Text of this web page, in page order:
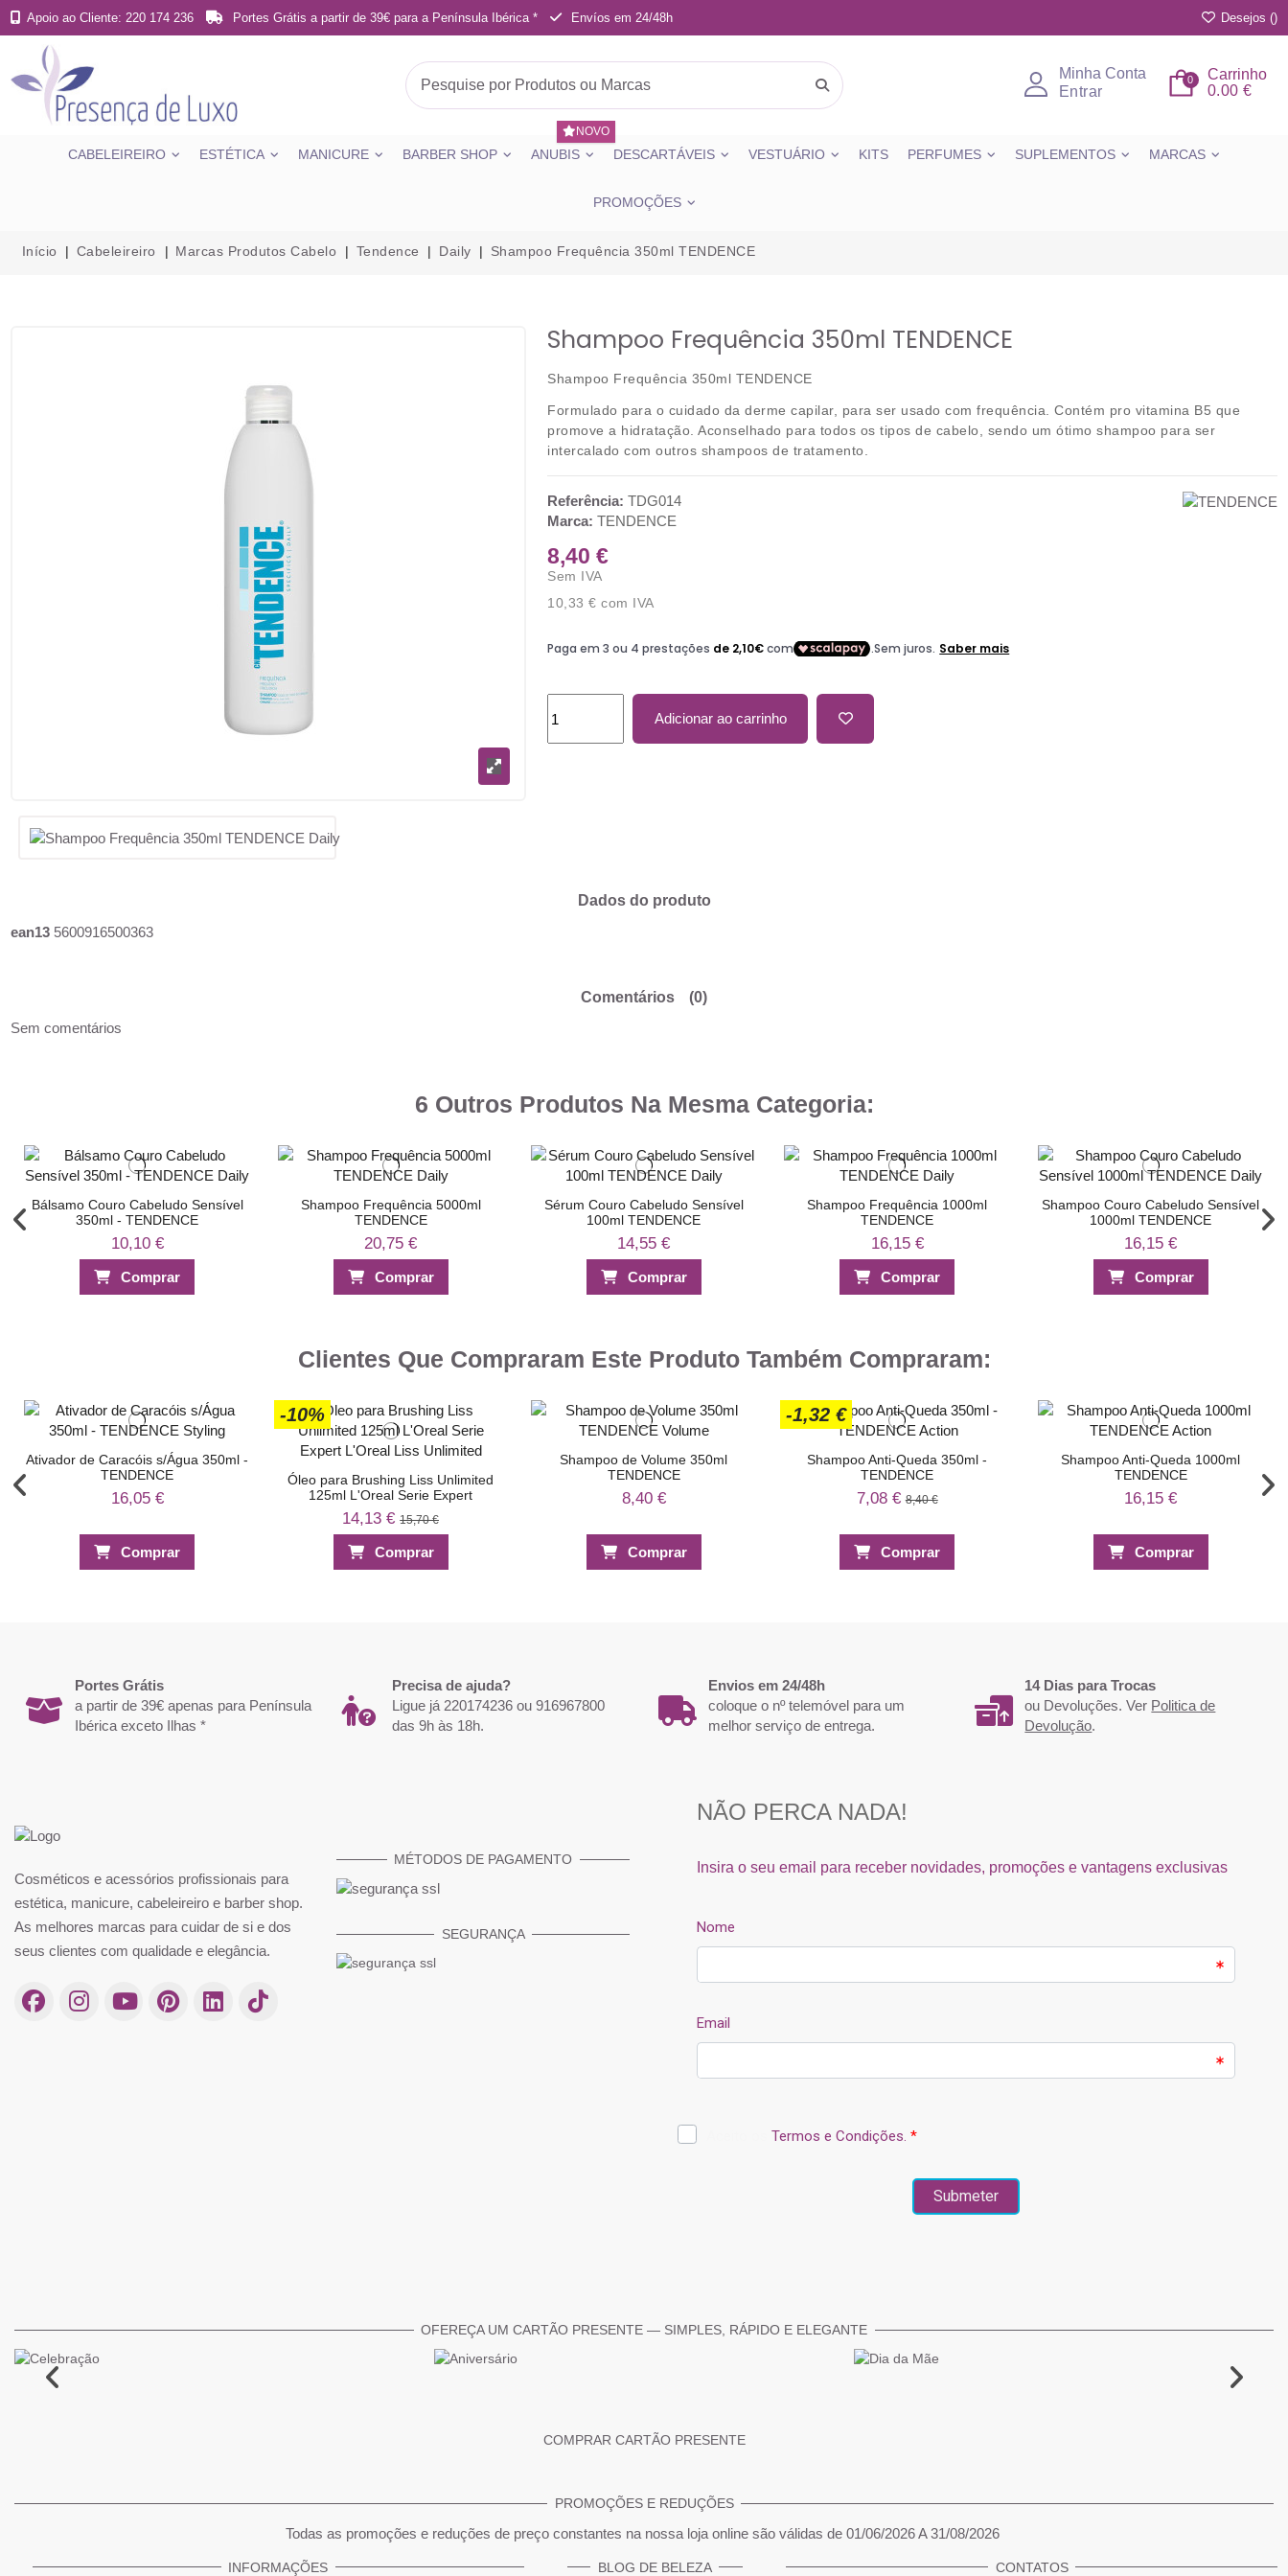
Apoio ao Cliente: 220 174 236 Portes Grátis a partir de 39€ para a Península Ibérica * Envíos em 24/48h Desejos ()
Minha Conta
Entrar
Carrinho
0
0.00 €
CABELEIREIRO ESTÉTICA MANICURE BARBER SHOP ANUBIS
NOVO
DESCARTÁVEIS VESTUÁRIO KITS PERFUMES SUPLEMENTOS MARCAS
PROMOÇÕES
Início Cabeleireiro Marcas Produtos Cabelo Tendence Daily Shampoo Frequência 350ml TENDENCE
Shampoo Frequência 350ml TENDENCE
Shampoo Frequência 350ml TENDENCE
Formulado para o cuidado da derme capilar, para ser usado com frequência. Contém pro vitamina B5 que
promove a hidratação. Aconselhado para todos os tipos de cabelo, sendo um ótimo shampoo para ser
intercalado com outros shampoos de tratamento.
Referência: TDG014
Marca: TENDENCE
8,40 €
Sem IVA
10,33 € com IVA
Adicionar ao carrinho
Dados do produto
ean13 5600916500363
Comentários
(0)
Sem comentários
6 Outros Produtos Na Mesma Categoria:
Bálsamo Couro Cabeludo Sensível
350ml - TENDENCE
10,10 €
Comprar
Shampoo Frequência 5000ml
TENDENCE
20,75 €
Comprar
Sérum Couro Cabeludo Sensível
100ml TENDENCE
14,55 €
Comprar
Shampoo Frequência 1000ml
TENDENCE
16,15 €
Comprar
Shampoo Couro Cabeludo Sensível
1000ml TENDENCE
16,15 €
Comprar
Comprar
Clientes Que Compraram Este Produto Também Compraram:
Ativador de Caracóis s/Água 350ml -
TENDENCE
16,05 €
Comprar
-10%
Óleo para Brushing Liss Unlimited
125ml L'Oreal Serie Expert
14,13 €15,70 €
Comprar
Shampoo de Volume 350ml
TENDENCE
8,40 €
Comprar
-1,32 €
Shampoo Anti-Queda 350ml -
TENDENCE
7,08 €8,40 €
Comprar
Shampoo Anti-Queda 1000ml
TENDENCE
16,15 €
Comprar
Máscara Hidratante Moisture Kick
Shampoo Brilho Oil Reflections 250ml
11,12 €
Comprar
5,18 €
Portes Grátis
a partir de 39€ apenas para Península
Ibérica exceto Ilhas *
Precisa de ajuda?
Ligue já 220174236 ou 916967800
das 9h às 18h.
Envios em 24/48h
coloque o nº telemóvel para um
melhor serviço de entrega.
14 Dias para Trocas
ou Devoluções. Ver Politica de
Devolução.
Cosméticos e acessórios profissionais para
estética, manicure, cabeleireiro e barber shop.
As melhores marcas para cuidar de si e dos
seus clientes com qualidade e elegância.
MÉTODOS DE PAGAMENTO
SEGURANÇA
OFEREÇA UM CARTÃO PRESENTE — SIMPLES, RÁPIDO E ELEGANTE
COMPRAR CARTÃO PRESENTE
PROMOÇÕES E REDUÇÕES
Todas as promoções e reduções de preço constantes na nossa loja online são válidas de 01/06/2026 A 31/08/2026
INFORMAÇÕES BLOG DE BELEZA CONTATOS